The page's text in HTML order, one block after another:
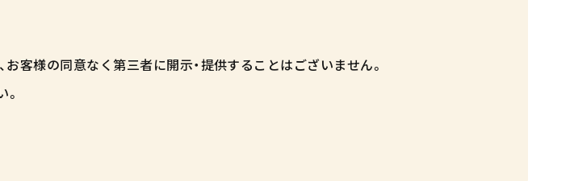
客様の同意なく第三者に開示・提供することはございません。